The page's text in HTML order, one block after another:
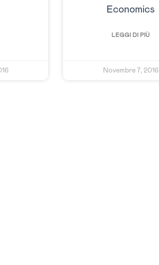
Economics
LEGGI DI PIÙ
Novembre 7, 2016